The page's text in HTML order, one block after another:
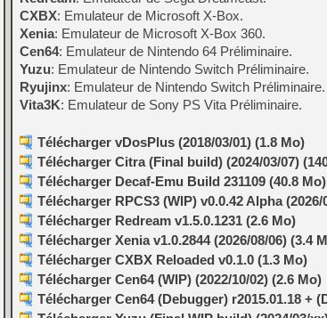
CXBX: Emulateur de Microsoft X-Box.
Xenia: Emulateur de Microsoft X-Box 360.
Cen64: Emulateur de Nintendo 64 Préliminaire.
Yuzu: Emulateur de Nintendo Switch Préliminaire.
Ryujinx: Emulateur de Nintendo Switch Préliminaire.
Vita3K: Emulateur de Sony PS Vita Préliminaire.
Télécharger vDosPlus (2018/03/01) (1.8 Mo)
Télécharger Citra (Final build) (2024/03/07)
Télécharger Decaf-Emu Build 231109 (40.8 Mo)
Télécharger RPCS3 (WIP) v0.0.42 Alpha (2026/
Télécharger Redream v1.5.0.1231 (2.6 Mo)
Télécharger Xenia v1.0.2844 (2026/08/06) (3.4
Télécharger CXBX Reloaded v0.1.0 (1.3 Mo)
Télécharger Cen64 (WIP) (2022/10/02) (2.6 Mo)
Télécharger Cen64 (Debugger) r2015.01.18 +